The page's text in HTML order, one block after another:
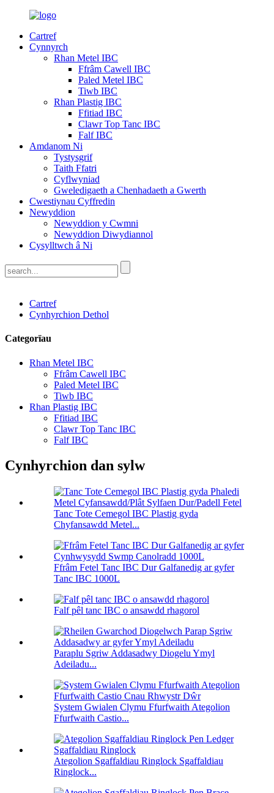
Cartref
Cynnyrch
Rhan Metel IBC
Ffrâm Cawell IBC
Paled Metel IBC
Tiwb IBC
Rhan Plastig IBC
Ffitiad IBC
Clawr Top Tanc IBC
Falf IBC
Amdanom Ni
Tystysgrif
Taith Ffatri
Cyflwyniad
Gweledigaeth a Chenhadaeth a Gwerth
Cwestiynau Cyffredin
Newyddion
Newyddion y Cwmni
Newyddion Diwydiannol
Cysylltwch â Ni
Cartref
Cynhyrchion Dethol
Categorïau
Rhan Metel IBC
Ffrâm Cawell IBC
Paled Metel IBC
Tiwb IBC
Rhan Plastig IBC
Ffitiad IBC
Clawr Top Tanc IBC
Falf IBC
Cynhyrchion dan sylw
Tanc Tote Cemegol IBC Plastig gyda
Chyfansawdd Metel...
Ffrâm Fetel Tanc IBC Dur Galfanedig ar gyfer
Tanc IBC 1000L
Falf pêl tanc IBC o ansawdd rhagorol
Paraplu Sgriw Addasadwy Diogelu Ymyl
Adeiladu...
System Gwialen Clymu Ffurfwaith Ategolion
Ffurfwaith Castio...
Ategolion Sgaffaldiau Ringlock Sgaffaldiau
Ringlock...